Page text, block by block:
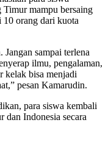
mampu bersaing
10 orang dari kuota
Jangan sampai terlena
ilmu, pengalaman,
kelak bisa menjadi
pesan Kamarudin.
para siswa kembali
Indonesia secara